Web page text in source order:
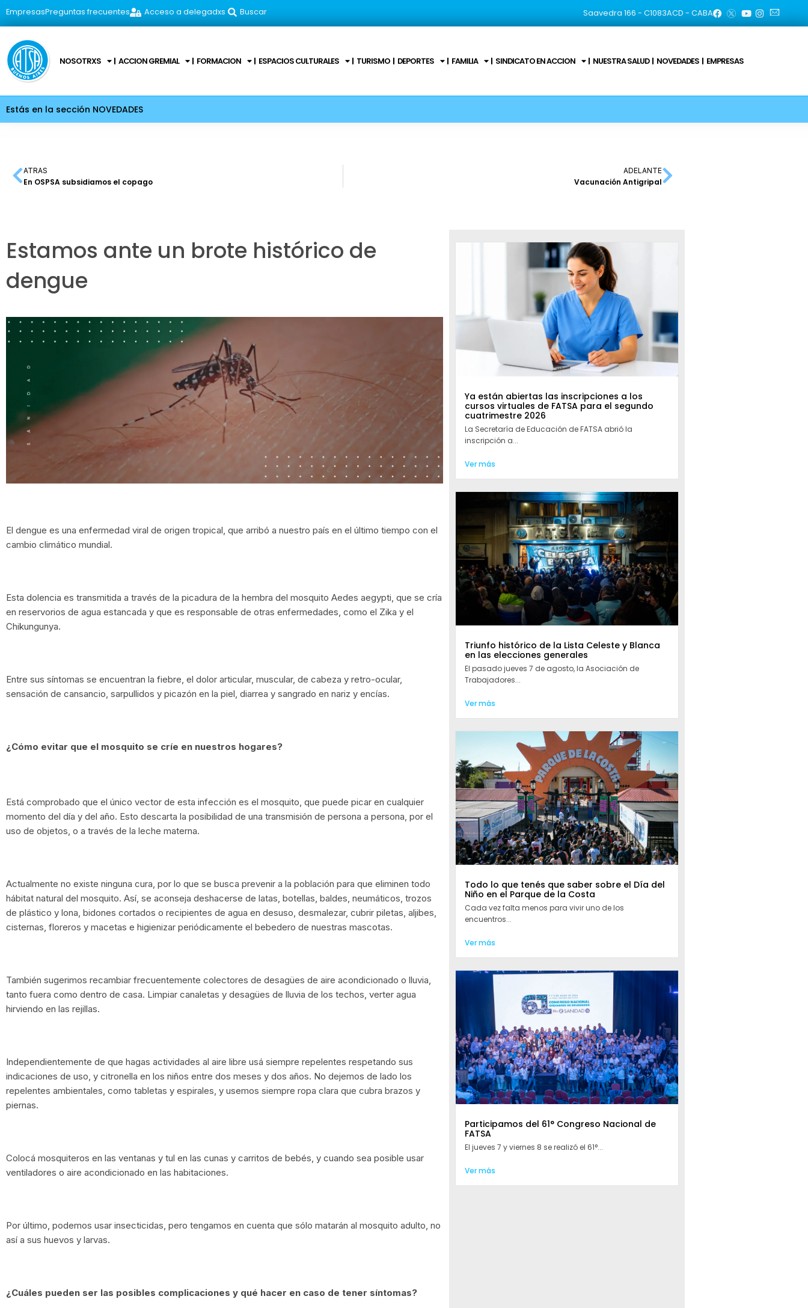
EmpresasPreguntas frecuentes Acceso a delegadxs Buscar Saavedra 166 - C1083ACD - CABA
NOSOTRXS ACCION GREMIAL FORMACION ESPACIOS CULTURALES TURISMO DEPORTES FAMILIA SINDICATO EN ACCION NUESTRA SALUD NOVEDADES EMPRESAS
Estás en la sección NOVEDADES
ATRAS
En OSPSA subsidiamos el copago
ADELANTE
Vacunación Antigripal
Estamos ante un brote histórico de
dengue
El dengue es una enfermedad viral de origen tropical, que arribó a nuestro país en el último tiempo con el
cambio climático mundial.
Esta dolencia es transmitida a través de la picadura de la hembra del mosquito Aedes aegypti, que se cría
en reservorios de agua estancada y que es responsable de otras enfermedades, como el Zika y el
Chikungunya.
Entre sus síntomas se encuentran la fiebre, el dolor articular, muscular, de cabeza y retro-ocular,
sensación de cansancio, sarpullidos y picazón en la piel, diarrea y sangrado en nariz y encías.
¿Cómo evitar que el mosquito se críe en nuestros hogares?
Está comprobado que el único vector de esta infección es el mosquito, que puede picar en cualquier
momento del día y del año. Esto descarta la posibilidad de una transmisión de persona a persona, por el
uso de objetos, o a través de la leche materna.
Actualmente no existe ninguna cura, por lo que se busca prevenir a la población para que eliminen todo
hábitat natural del mosquito. Así, se aconseja deshacerse de latas, botellas, baldes, neumáticos, trozos
de plástico y lona, bidones cortados o recipientes de agua en desuso, desmalezar, cubrir piletas, aljibes,
cisternas, floreros y macetas e higienizar periódicamente el bebedero de nuestras mascotas.
También sugerimos recambiar frecuentemente colectores de desagües de aire acondicionado o lluvia,
tanto fuera como dentro de casa. Limpiar canaletas y desagües de lluvia de los techos, verter agua
hirviendo en las rejillas.
Independientemente de que hagas actividades al aire libre usá siempre repelentes respetando sus
indicaciones de uso, y citronella en los niños entre dos meses y dos años. No dejemos de lado los
repelentes ambientales, como tabletas y espirales, y usemos siempre ropa clara que cubra brazos y
piernas.
Colocá mosquiteros en las ventanas y tul en las cunas y carritos de bebés, y cuando sea posible usar
ventiladores o aire acondicionado en las habitaciones.
Por último, podemos usar insecticidas, pero tengamos en cuenta que sólo matarán al mosquito adulto, no
así a sus huevos y larvas.
¿Cuáles pueden ser las posibles complicaciones y qué hacer en caso de tener síntomas?
Ya están abiertas las inscripciones a los
cursos virtuales de FATSA para el segundo
cuatrimestre 2026
La Secretaría de Educación de FATSA abrió la
inscripción a...
Ver más
Triunfo histórico de la Lista Celeste y Blanca
en las elecciones generales
El pasado jueves 7 de agosto, la Asociación de
Trabajadores...
Ver más
Todo lo que tenés que saber sobre el Día del
Niño en el Parque de la Costa
Cada vez falta menos para vivir uno de los
encuentros...
Ver más
Participamos del 61° Congreso Nacional de
FATSA
El jueves 7 y viernes 8 se realizó el 61°...
Ver más